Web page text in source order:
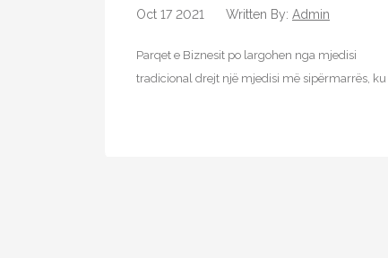
Oct 17 2021 Written By: Admin
Parqet e Biznesit po largohen nga mjedisi
tradicional drejt një mjedisi më sipërmarrës, ku